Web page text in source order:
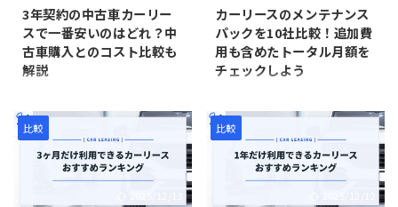
3年契約の中古車カーリー
スで一番安いのはどれ？中
古車購入とのコスト比較も
解説
ーリースの月額料金を比較して
いる。実は新車カーリースより
も高くなるケースもあるので、
十分な比較・検討を行った上
で、自分にとってベストな選択
カーリースのメンテナンス
パックを10社比較！追加費
用も含めたトータル月額を
チェックしよう
ナンスプランは多種多様だ。月
額料金もサービス内容も違う。
そこで本記事では、カーリース
ごとのメンテナンスプランを比
較している。自分に合ったメン
比較 比較